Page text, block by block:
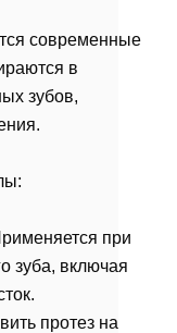
современные
в
зубов,
при
зуба, включая
протез на